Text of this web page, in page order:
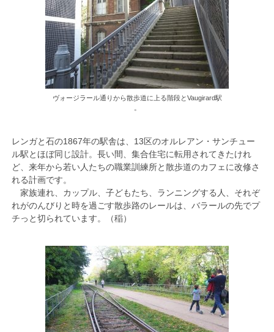
ヴォージラール通りから散歩道に上る階段とVaugirard駅
レンガと石の1867年の駅舎は、13区のオルレアン・サンチュー
ル駅とほぼ同じ設計。長い間、集合住宅に転用されてきたけれ
ど、来年から若い人たちの職業訓練所と散歩道のカフェに改修さ
れる計画です。
家族連れ、カップル、子どもたち、ランニングする人、それぞ
れがのんびりと時を過ごす散歩路のレールは、バラールの先でプ
チっと切られています。（稲）